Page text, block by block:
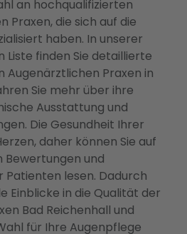
an hochqualifizierten
Praxen, die sich auf die
haben. In unserer
finden Sie detaillierte
Augenärztlichen Praxen in
Sie mehr über ihre
Ausstattung und
Die Gesundheit Ihrer
daher können Sie auf
Bewertungen und
Patienten lesen. Dadurch
Einblicke in die Qualität der
Bad Reichenhall und
für Ihre Augenpflege